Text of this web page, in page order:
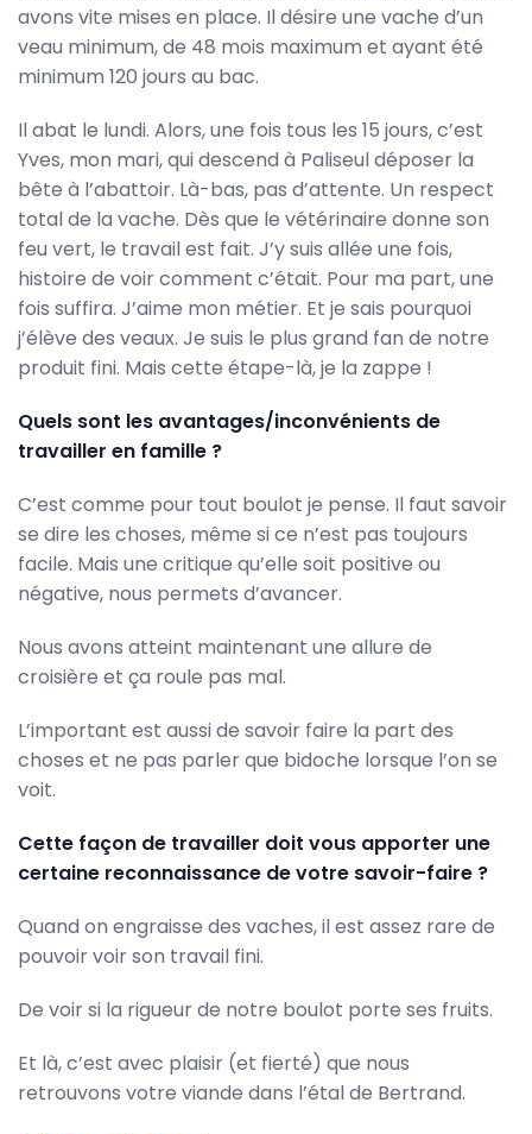
avons vite mises en place. Il désire une vache d’un
veau minimum, de 48 mois maximum et ayant été
minimum 120 jours au bac.
Il abat le lundi. Alors, une fois tous les 15 jours, c’est
Yves, mon mari, qui descend à Paliseul déposer la
bête à l’abattoir. Là-bas, pas d’attente. Un respect
total de la vache. Dès que le vétérinaire donne son
feu vert, le travail est fait. J’y suis allée une fois,
histoire de voir comment c’était. Pour ma part, une
fois suffira. J’aime mon métier. Et je sais pourquoi
j’élève des veaux. Je suis le plus grand fan de notre
produit fini. Mais cette étape-là, je la zappe !
Quels sont les avantages/inconvénients de
travailler en famille ?
C’est comme pour tout boulot je pense. Il faut savoir
se dire les choses, même si ce n’est pas toujours
facile. Mais une critique qu’elle soit positive ou
négative, nous permets d’avancer.
Nous avons atteint maintenant une allure de
croisière et ça roule pas mal.
L’important est aussi de savoir faire la part des
choses et ne pas parler que bidoche lorsque l’on se
voit.
Cette façon de travailler doit vous apporter une
certaine reconnaissance de votre savoir-faire ?
Quand on engraisse des vaches, il est assez rare de
pouvoir voir son travail fini.
De voir si la rigueur de notre boulot porte ses fruits.
Et là, c’est avec plaisir (et fierté) que nous
retrouvons votre viande dans l’étal de Bertrand.